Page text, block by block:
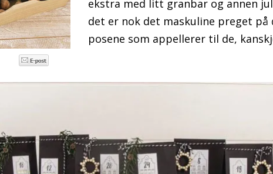
ekstra med litt granbar og annen
det er nok det maskuline preget på
posene som appellerer til de,